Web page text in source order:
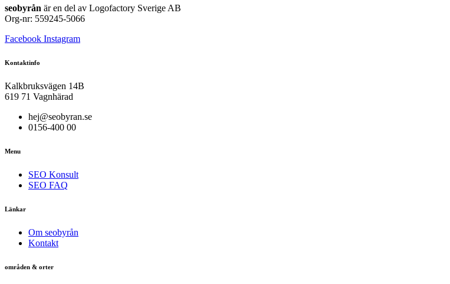
seobyrån är en del av Logofactory Sverige AB
Org-nr: 559245-5066
Facebook Instagram
Kontaktinfo
Kalkbruksvägen 14B
619 71 Vagnhärad
hej@seobyran.se
0156-400 00
Menu
SEO Konsult
SEO FAQ
Länkar
Om seobyrån
Kontakt
områden & orter